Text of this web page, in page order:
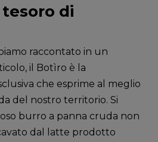
di
raccontato in un
il Botìro è la
che esprime al meglio
del nostro territorio. Si
burro a panna cruda non
dal latte prodotto